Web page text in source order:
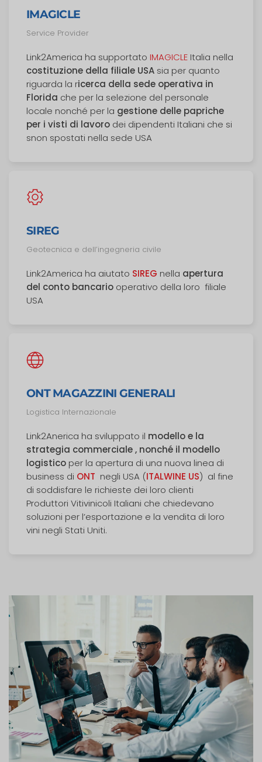
IMAGICLE
Service Provider
Link2America ha supportato IMAGICLE Italia nella
costituzione della filiale USA sia per quanto
riguarda la ricerca della sede operativa in
Florida che per la selezione del personale
locale nonché per la gestione delle papriche
per i visti di lavoro dei dipendenti Italiani che si
snon spostati nella sede USA
SIREG
Geotecnica e dell’ingegneria civile​
Link2America ha aiutato SIREG nella apertura
del conto bancario operativo della loro filiale
USA
ONT MAGAZZINI GENERALI
Logistica Internazionale
Link2Anerica ha sviluppato il modello e la
strategia commerciale , nonché il modello
logistico per la apertura di una nuova linea di
business di ONT negli USA (ITALWINE US) al fine
di soddisfare le richieste dei loro clienti
Produttori Vitivinicoli Italiani che chiedevano
soluzioni per l’esportazione e la vendita di loro
vini negli Stati Uniti.